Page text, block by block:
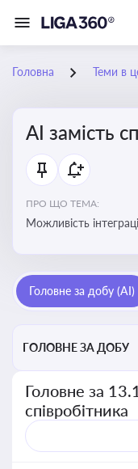
Головна Теми в
АІ замість
ПРО ЩО ТЕМА:
Можливість
Головне за добу (AI)
ГОЛОВНЕ ЗА ДОБУ
Головне за
співробітника